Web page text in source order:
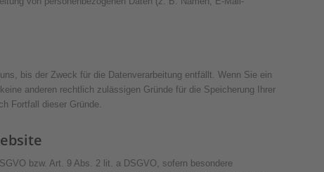
bis der Zweck für die Datenverarbeitung entfällt. Wenn Sie ein
anderen rechtlich zulässigen Gründe für die Speicherung Ihrer
Fortfall dieser Gründe.
bzw. Art. 9 Abs. 2 lit. a DSGVO, sofern besondere